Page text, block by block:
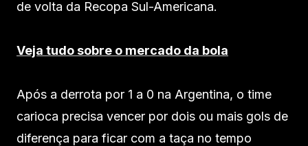
de volta da Recopa Sul-Americana.
Veja tudo sobre o mercado da bola
Após a derrota por 1 a 0 na Argentina, o time
carioca precisa vencer por dois ou mais gols de
diferença para ficar com a taça no tempo